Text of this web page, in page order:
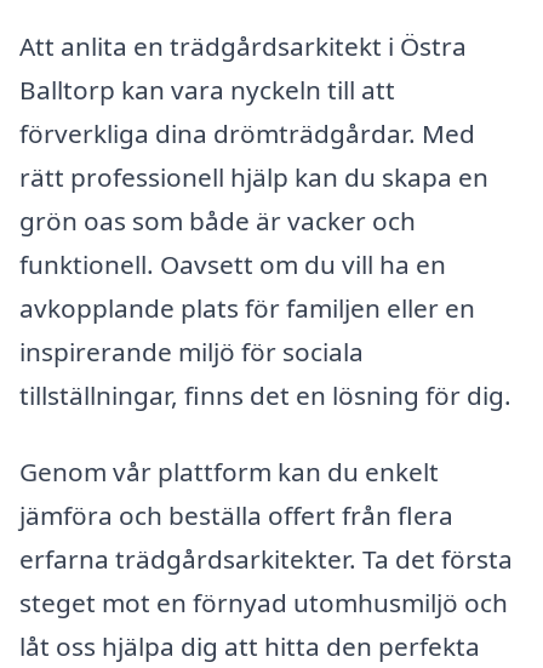
Att anlita en trädgårdsarkitekt i Östra
Balltorp kan vara nyckeln till att
förverkliga dina drömträdgårdar. Med
rätt professionell hjälp kan du skapa en
grön oas som både är vacker och
funktionell. Oavsett om du vill ha en
avkopplande plats för familjen eller en
inspirerande miljö för sociala
tillställningar, finns det en lösning för dig.
Genom vår plattform kan du enkelt
jämföra och beställa offert från flera
erfarna trädgårdsarkitekter. Ta det första
steget mot en förnyad utomhusmiljö och
låt oss hjälpa dig att hitta den perfekta